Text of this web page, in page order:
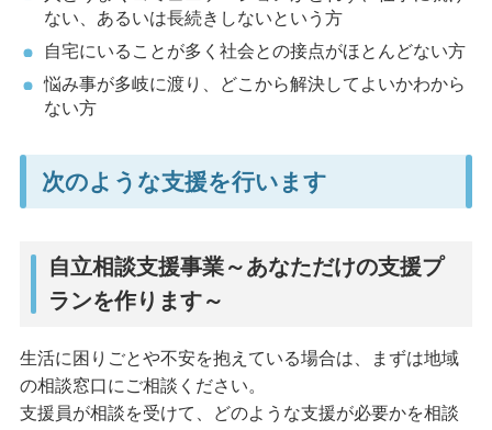
ない、あるいは長続きしないという方
自宅にいることが多く社会との接点がほとんどない方
悩み事が多岐に渡り、どこから解決してよいかわから
ない方
次のような支援を行います
自立相談支援事業～あなただけの支援プ
ランを作ります～
生活に困りごとや不安を抱えている場合は、まずは地域
の相談窓口にご相談ください。
支援員が相談を受けて、どのような支援が必要かを相談